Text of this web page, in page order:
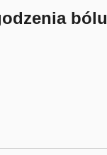
bólu